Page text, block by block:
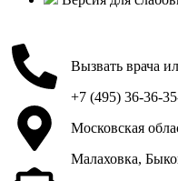
Вызвать врача
+7 (495) 36-36-
Московская
Малаховка,